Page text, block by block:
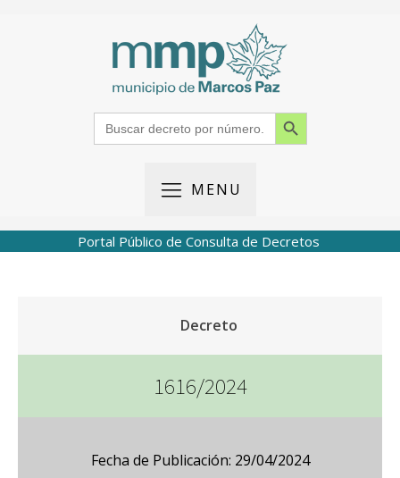
Search
for:
Search Button
MENU
Portal Público de Consulta de Decretos
Decreto
1616/2024
Fecha de Publicación: 29/04/2024